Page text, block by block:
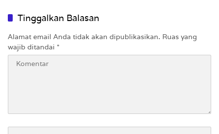
Tinggalkan Balasan
Alamat email Anda tidak akan dipublikasikan. Ruas yang
wajib ditandai *